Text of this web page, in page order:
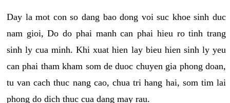
Day la mot con so dang bao dong voi suc khoe sinh duc
nam gioi, Do do phai manh can phai hieu ro tinh trang
sinh ly cua minh. Khi xuat hien lay bieu hien sinh ly yeu
can phai tham kham som de duoc chuyen gia phong doan,
tu van cach thuc nang cao, chua tri hang hai, som tim lai
phong do dich thuc cua dang may rau.